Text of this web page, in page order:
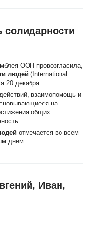
ООН провозгласила,
людей (International
20 декабря.
взаимопомощь и
на
общих
отмечается во всем
днем.
Иван,